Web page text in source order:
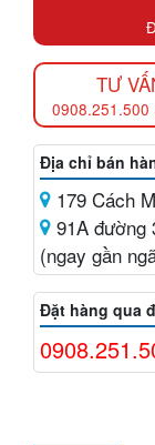
TƯ
0908.251.500
Địa chỉ bán
179 Cách
91A đường
(ngay gần
Đặt hàng qua